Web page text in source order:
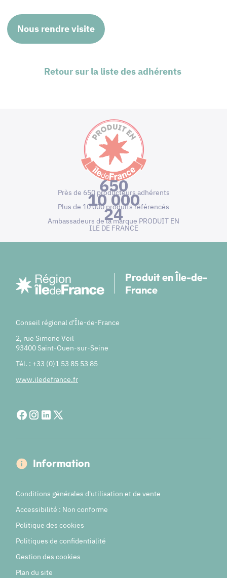
Nous rendre visite
Retour sur la liste des adhérents
650
Près de 650 producteurs adhérents
10 000
Plus de 10 000 produits référencés
24
Ambassadeurs de la marque PRODUIT EN
ILE DE FRANCE
Produit en Île-de-
France
Conseil régional d'Île-de-France
2, rue Simone Veil
93400 Saint-Ouen-sur-Seine
Tél. : +33 (0)1 53 85 53 85
www.iledefrance.fr
Information
Conditions générales d'utilisation et de vente
Accessibilité : Non conforme
Politique des cookies
Politiques de confidentialité
Gestion des cookies
Plan du site